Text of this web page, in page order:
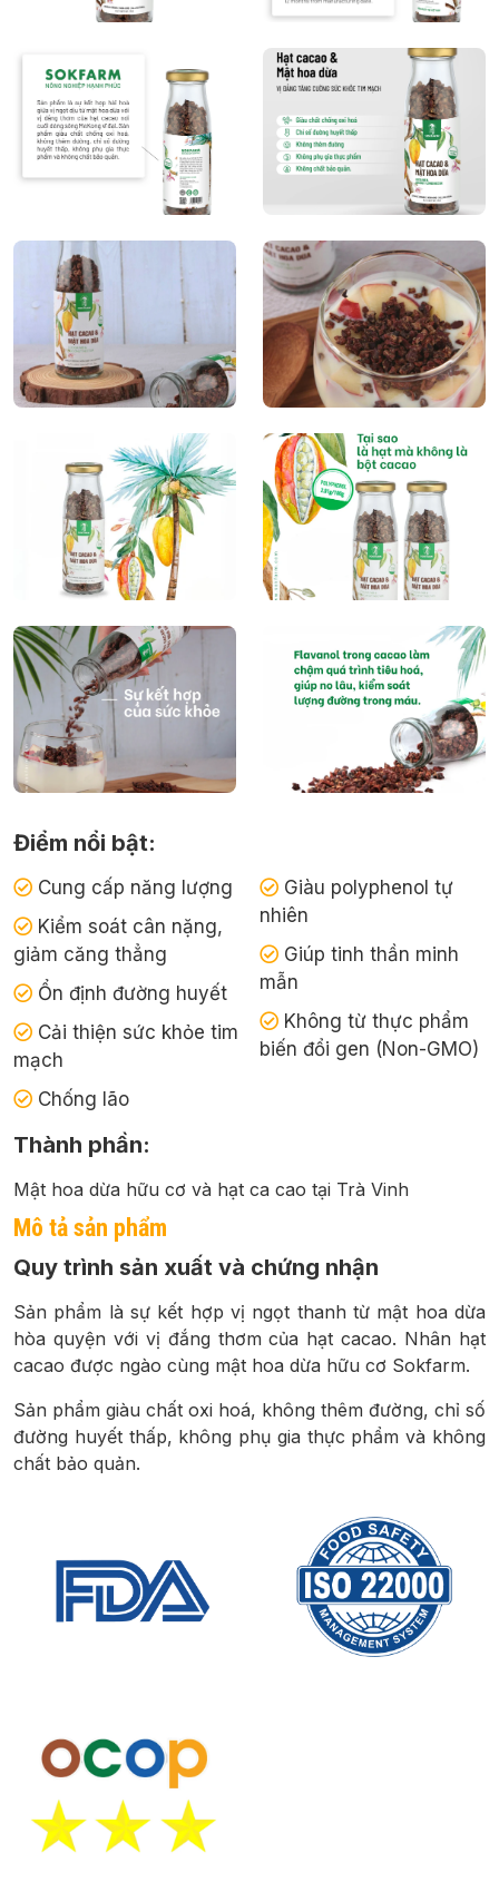
Điểm nổi bật:
Cung cấp năng lượng
Kiểm soát cân nặng,
giảm căng thẳng
Ổn định đường huyết
Cải thiện sức khỏe tim
mạch
Chống lão
Giàu polyphenol tự
nhiên
Giúp tinh thần minh
mẫn
Không từ thực phẩm
biến đổi gen (Non-GMO)
Thành phần:
Mật hoa dừa hữu cơ và hạt ca cao tại Trà Vinh
Mô tả sản phẩm
Quy trình sản xuất và chứng nhận
Sản phẩm là sự kết hợp vị ngọt thanh từ mật hoa dừa
hòa quyện với vị đắng thơm của hạt cacao. Nhân hạt
cacao được ngào cùng mật hoa dừa hữu cơ Sokfarm.
Sản phẩm giàu chất oxi hoá, không thêm đường, chỉ số
đường huyết thấp, không phụ gia thực phẩm và không
chất bảo quản.